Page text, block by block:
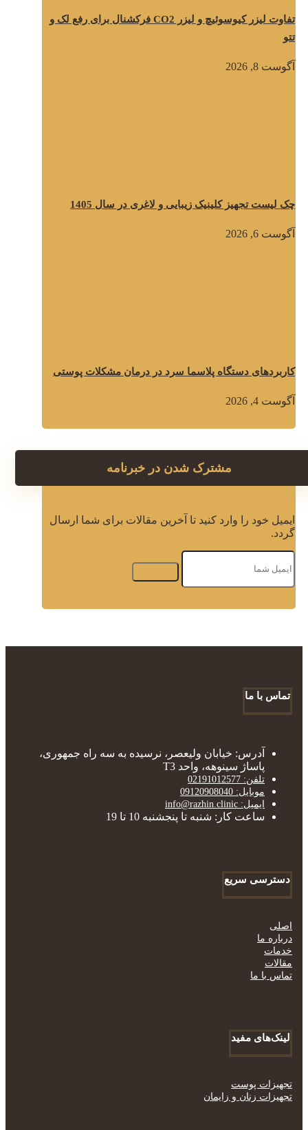
تفاوت لیزر کیوسوئیچ و لیزر CO2 فرکشنال برای رفع لک و
تتو
آگوست 8, 2026
چک لیست تجهیز کلینیک زیبایی و لاغری در سال 1405
آگوست 6, 2026
کاربردهای دستگاه پلاسما سرد در درمان مشکلات پوستی
آگوست 4, 2026
مشترک شدن در خبرنامه
ایمیل خود را وارد کنید تا آخرین مقالات برای شما ارسال
گردد.
تماس با ما
آدرس: خیابان ولیعصر، نرسیده به سه راه جمهوری،
پاساژ سینوهه، واحد T3
تلفن: 02191012577
موبایل: 09120908040
ایمیل: info@razhin.clinic
ساعت کار: شنبه تا پنجشنبه 10 تا 19
دسترسی سریع
اصلی
درباره ما
خدمات
مقالات
تماس با ما
لینک‌های مفید
تجهیزات پوست
تجهیزات زنان و زایمان